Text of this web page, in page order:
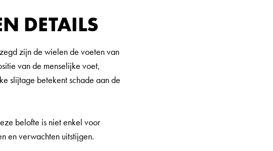
DETAILS
zijn de wielen de voeten van
van de menselijke voet,
slijtage betekent schade aan de
belofte is niet enkel voor
en verwachten uitstijgen.